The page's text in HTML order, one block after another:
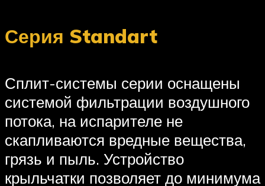
Серия Standart
Сплит-системы серии оснащены
системой фильтрации воздушного
потока, на испарителе не
скапливаются вредные вещества,
грязь и пыль. Устройство
крыльчатки позволяет до минимума